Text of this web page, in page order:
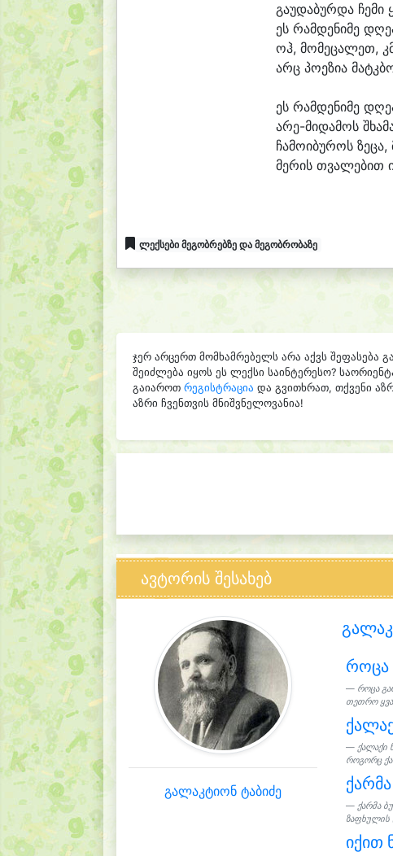
გაუდაბურდა ჩემი
ეს რამდენიმე დღე
ოჰ, მომეცალეთ,
არც პოეზია მატკ
ეს რამდენიმე დღე
არე-მიდამოს შხა
ჩამოიბუროს ზეცა,
მერის თვალებით
ლექსები მეგობრებზე და მეგობრობაზე
ჯერ არცერთ მომხამრებელს არა აქვს შეფასება
შეიძლება იყოს ეს ლექსი საინტერესო?
გაიაროთ რეგისტრაცია და გვითხრათ, თქვენი
აზრი ჩვენთვის მნიშვნელოვანია!
ავტორის შესახებ
გალაკტიონ ტაბიძე
როცა
როცა
თეთრო
ქალაქი
როგორც
ქარმა
ზაფხულის
იქით